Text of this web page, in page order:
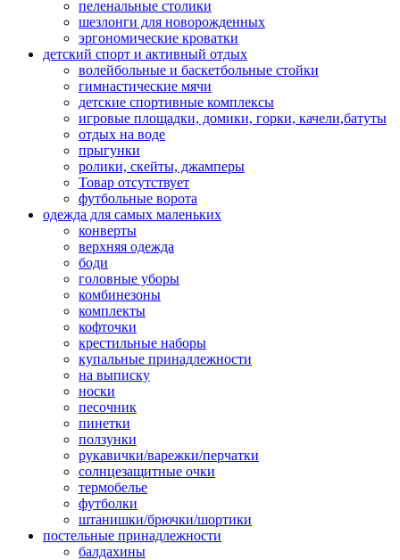
пеленальные столики
шезлонги для новорожденных
эргономические кроватки
детский спорт и активный отдых
волейбольные и баскетбольные стойки
гимнастические мячи
детские спортивные комплексы
игровые площадки, домики, горки, качели,батуты
отдых на воде
прыгунки
ролики, скейты, джамперы
Товар отсутствует
футбольные ворота
одежда для самых маленьких
конверты
верхняя одежда
боди
головные уборы
комбинезоны
комплекты
кофточки
крестильные наборы
купальные принадлежности
на выписку
носки
песочник
пинетки
ползунки
рукавички/варежки/перчатки
солнцезащитные очки
термобелье
футболки
штанишки/брючки/шортики
постельные принадлежности
балдахины